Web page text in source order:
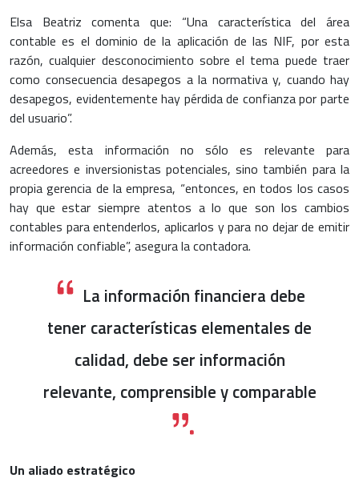
Elsa Beatriz comenta que: “Una característica del área
contable es el dominio de la aplicación de las NIF, por esta
razón, cualquier desconocimiento sobre el tema puede traer
como consecuencia desapegos a la normativa y, cuando hay
desapegos, evidentemente hay pérdida de confianza por parte
del usuario”.
Además, esta información no sólo es relevante para
acreedores e inversionistas potenciales, sino también para la
propia gerencia de la empresa, “entonces, en todos los casos
hay que estar siempre atentos a lo que son los cambios
contables para entenderlos, aplicarlos y para no dejar de emitir
información confiable”, asegura la contadora.
La información financiera debe
tener características elementales de
calidad, debe ser información
relevante, comprensible y comparable
Un aliado estratégico